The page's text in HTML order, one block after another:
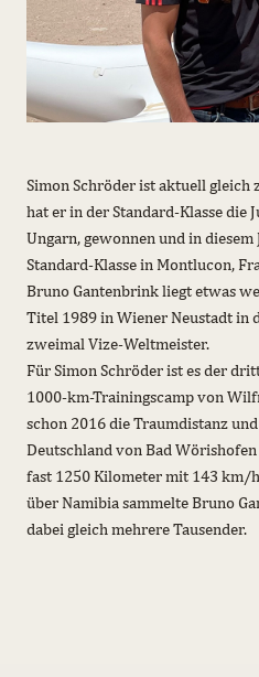
Simon Schröder ist aktuell
hat er in der Standard-Klasse die
Ungarn, gewonnen und in
Standard-Klasse in Montlucon,
Bruno Gantenbrink liegt etwas
Titel 1989 in Wiener Neustadt in
zweimal Vize-Weltmeister.
Für Simon Schröder ist es der
1000-km-Trainingscamp von
schon 2016 die Traumdistanz
Deutschland von Bad
fast 1250 Kilometer mit 143 km/
über Namibia sammelte Bruno
dabei gleich mehrere Tausender.